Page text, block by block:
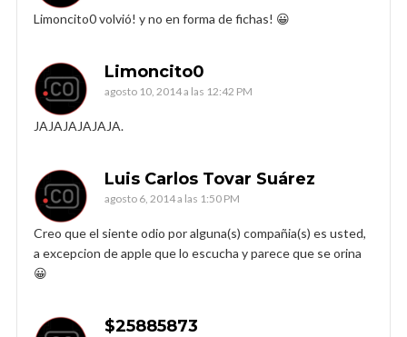
Limoncito0 volvió! y no en forma de fichas! 😀
Limoncito0
agosto 10, 2014 a las 12:42 PM
JAJAJAJAJAJA.
Luis Carlos Tovar Suárez
agosto 6, 2014 a las 1:50 PM
Creo que el siente odio por alguna(s) compañia(s) es usted,
a excepcion de apple que lo escucha y parece que se orina
😀
$25885873